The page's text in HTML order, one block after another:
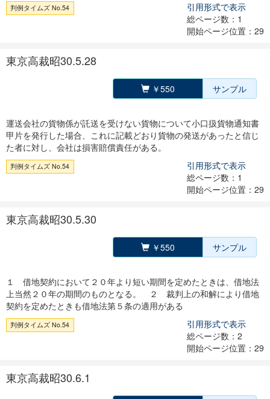
判例タイムズ No.54
引用形式で表示
総ページ数：1
開始ページ位置：29
東京高裁昭30.5.28
￥550 サンプル
運送会社の貨物係が託送を受けない貨物について小口扱貨物通知書
甲片を発行した場合、これに記載どおり貨物の発送があったと信じ
た者に対し、会社は損害賠償責任がある。
判例タイムズ No.54
引用形式で表示
総ページ数：1
開始ページ位置：29
東京高裁昭30.5.30
￥550 サンプル
１ 借地契約において２０年より短い期間を定めたときは、借地法
上当然２０年の期間のものとなる。 ２ 裁判上の和解により借地
契約を定めたときも借地法第５条の適用がある
判例タイムズ No.54
引用形式で表示
総ページ数：2
開始ページ位置：29
東京高裁昭30.6.1